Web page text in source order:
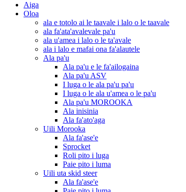
Aiga
Oloa
ala e totolo ai le taavale i lalo o le taavale
ala fa'ata'avalevale pa'u
ala u'amea i lalo o le ta'avale
ala i lalo e mafai ona fa'alautele
Ala pa'u
Ala pa'u e le fa'ailogaina
Ala pa'u ASV
I luga o le ala pa'u pa'u
I luga o le ala u'amea o le pa'u
Ala pa'u MOROOKA
Ala inisinia
Ala fa'ato'aga
Uili Morooka
Ala fa'ase'e
Sprocket
Roli pito i luga
Paie pito i luma
Uili uta skid steer
Ala fa'ase'e